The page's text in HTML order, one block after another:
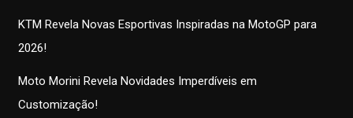
KTM Revela Novas Esportivas Inspiradas na MotoGP para
2026!
Moto Morini Revela Novidades Imperdíveis em
Customização!